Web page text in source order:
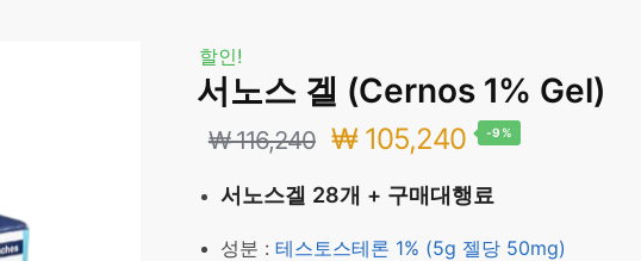
할인!
서노스 겔 (Cernos 1% Gel)
₩116,240 원
래
₩105,240현
재
-9%
서노스겔 28개 + 구매대행료
성분 : 테스토스테론 1% (5g 젤당 50mg)